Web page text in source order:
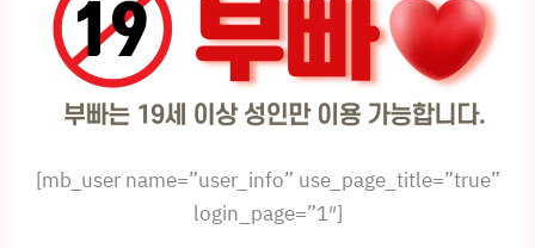
[mb_user name=”user_info” use_page_title=”true”
login_page=”1″]